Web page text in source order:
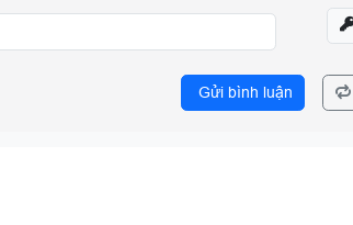
Gửi bình luận